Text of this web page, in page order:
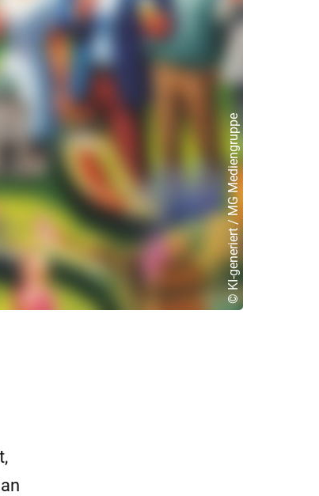
© KI-generiert / MG Mediengruppe